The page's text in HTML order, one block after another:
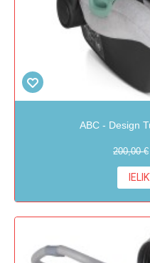
ABC - Design
200,00 €